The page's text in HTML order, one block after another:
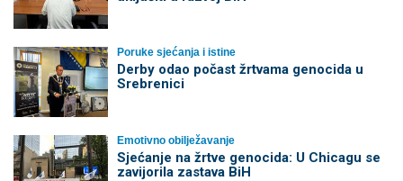
Poruke sjećanja i istine
Derby odao počast žrtvama genocida u
Srebrenici
Emotivno obilježavanje
Sjećanje na žrtve genocida: U Chicagu se
zavijorila zastava BiH